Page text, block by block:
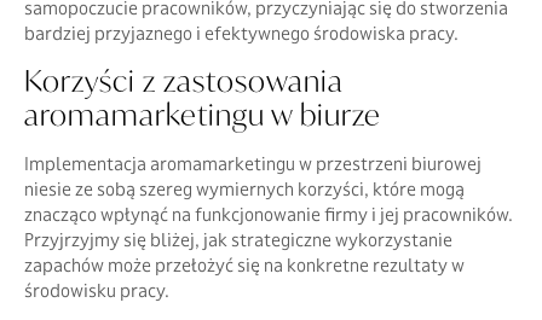
samopoczucie pracowników, przyczyniając się do stworzenia
bardziej przyjaznego i efektywnego środowiska pracy.
Korzyści z zastosowania
aromamarketingu w biurze
Implementacja aromamarketingu w przestrzeni biurowej
niesie ze sobą szereg wymiernych korzyści, które mogą
znacząco wpłynąć na funkcjonowanie firmy i jej pracowników.
Przyjrzyjmy się bliżej, jak strategiczne wykorzystanie
zapachów może przełożyć się na konkretne rezultaty w
środowisku pracy.